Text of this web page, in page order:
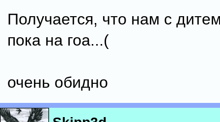
Получается, что нам с
пока на гоа...(
очень обидно